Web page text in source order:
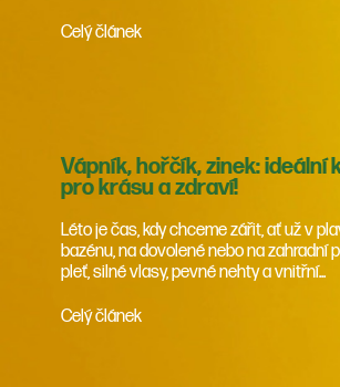
Celý článek
Vápník, hořčík, zinek: ideální
pro krásu a zdraví!
Léto je čas, kdy chceme zářit, ať už v
bazénu, na dovolené nebo na zahradní
pleť, silné vlasy, pevné nehty a vnitřní...
Celý článek